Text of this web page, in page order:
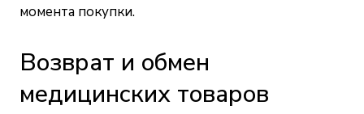
момента покупки.
Возврат и обмен
медицинских товаров